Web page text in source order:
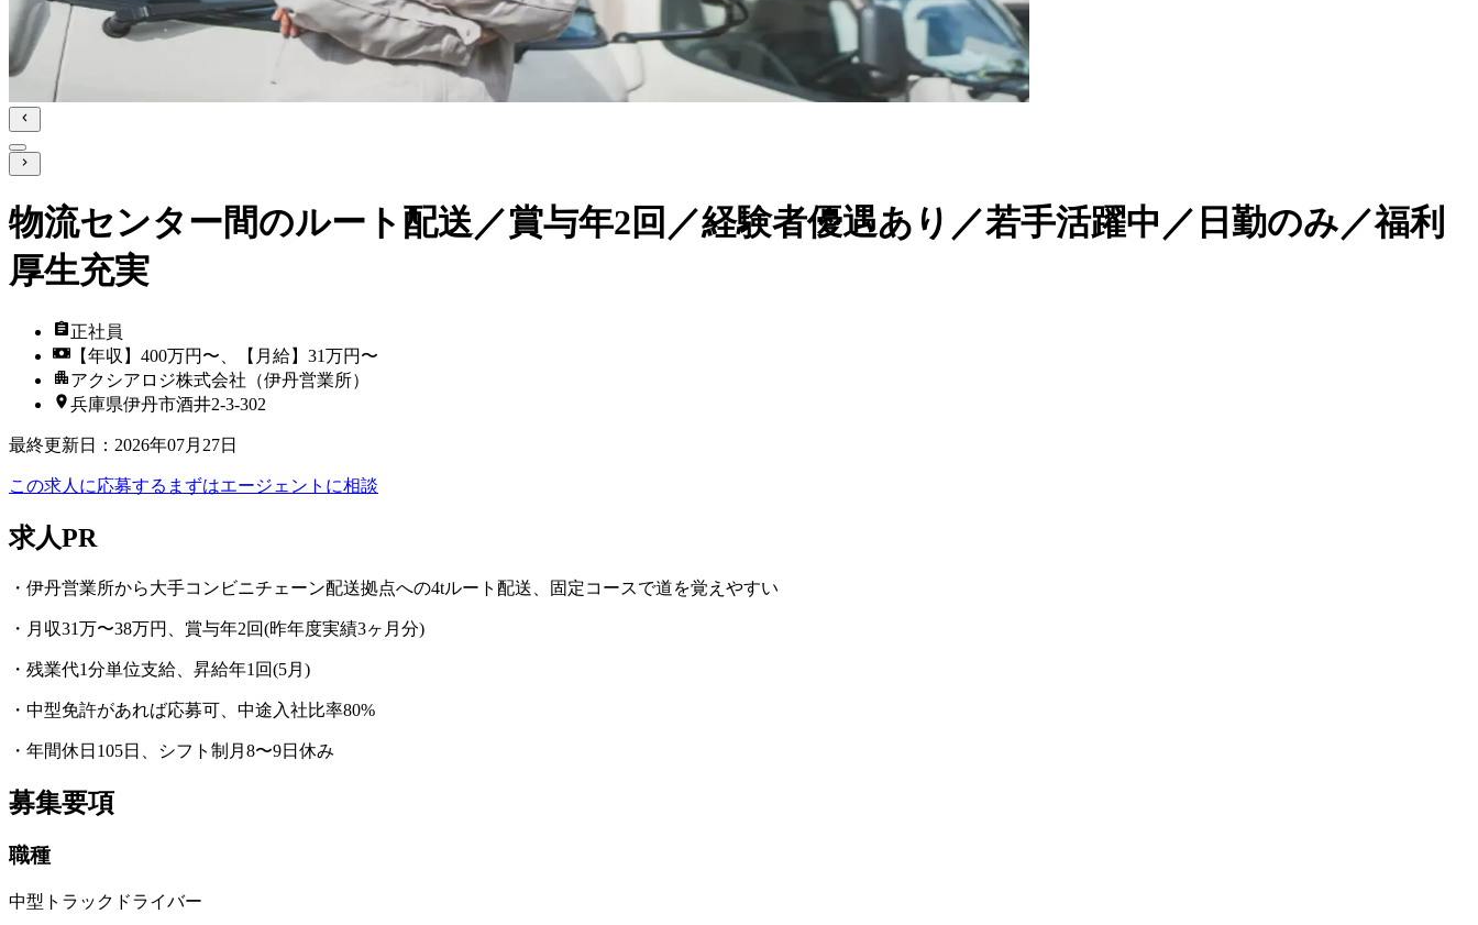
物流センター間のルート配送／賞与年2回／経験者優遇あり／若手活躍中／日勤のみ／福利
厚生充実
正社員
【年収】400万円〜、【月給】31万円〜
アクシアロジ株式会社（伊丹営業所）
兵庫県伊丹市酒井2-3-302
最終更新日 ： 2026年07月27日
この求人に応募する まずはエージェントに相談
求人PR
・伊丹営業所から大手コンビニチェーン配送拠点への4tルート配送、固定コースで道を覚えやすい
・月収31万〜38万円、賞与年2回(昨年度実績3ヶ月分)
・残業代1分単位支給、昇給年1回(5月)
・中型免許があれば応募可、中途入社比率80%
・年間休日105日、シフト制月8〜9日休み
募集要項
職種
中型トラックドライバー